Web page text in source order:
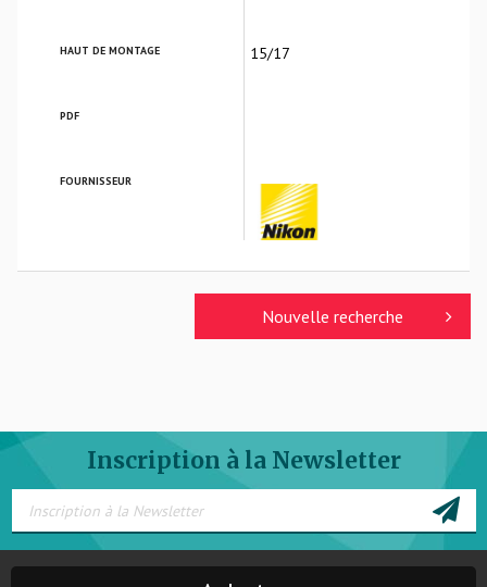
HAUT DE MONTAGE 15/17
PDF
FOURNISSEUR
Nouvelle recherche
Inscription à la Newsletter